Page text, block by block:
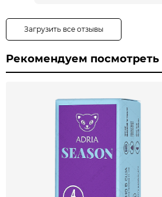
Загрузить все отзывы
Рекомендуем посмотреть